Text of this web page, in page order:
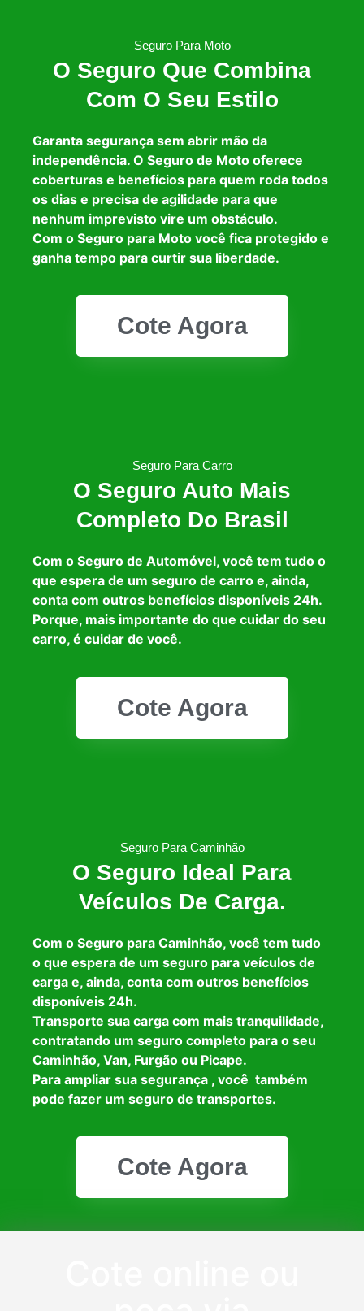
Seguro Para Moto
O Seguro Que Combina
Com O Seu Estilo
Garanta segurança sem abrir mão da
independência. O Seguro de Moto oferece
coberturas e benefícios para quem roda todos
os dias e precisa de agilidade para que
nenhum imprevisto vire um obstáculo.
Com o Seguro para Moto você fica protegido e
ganha tempo para curtir sua liberdade.
Cote Agora
Seguro Para Carro
O Seguro Auto Mais
Completo Do Brasil
Com o Seguro de Automóvel, você tem tudo o
que espera de um seguro de carro e, ainda,
conta com outros benefícios disponíveis 24h.
Porque, mais importante do que cuidar do seu
carro, é cuidar de você.
Cote Agora
Seguro Para Caminhão
O Seguro Ideal Para
Veículos De Carga.
Com o Seguro para Caminhão, você tem tudo
o que espera de um seguro para veículos de
carga e, ainda, conta com outros benefícios
disponíveis 24h.
Transporte sua carga com mais tranquilidade,
contratando um seguro completo para o seu
Caminhão, Van, Furgão ou Picape.
Para ampliar sua segurança , você também
pode fazer um seguro de transportes.
Cote Agora